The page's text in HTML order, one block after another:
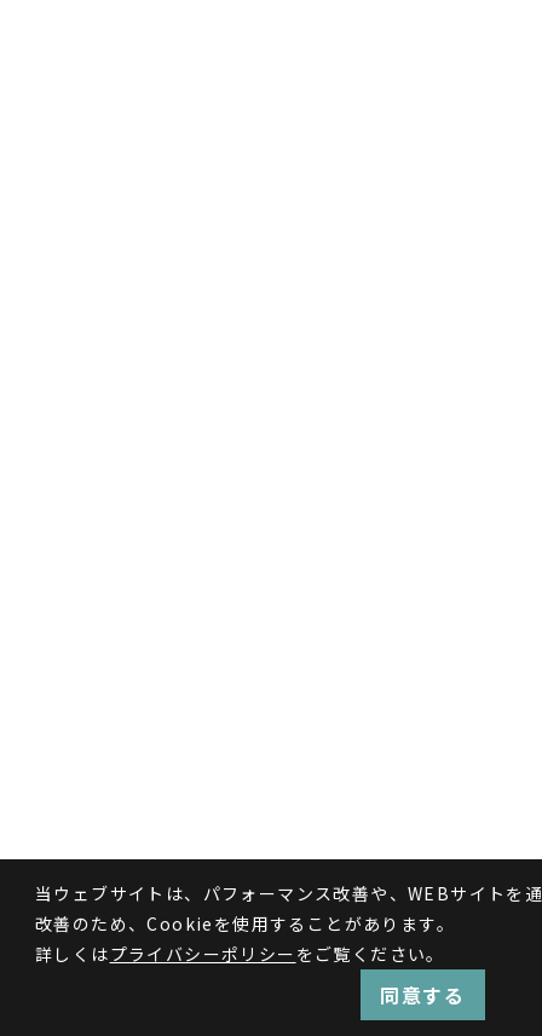
当ウェブサイトは、パフォーマンス改善や、WEBサイトを
改善のため、Cookieを使用することがあります。
詳しくはプライバシーポリシー をご覧ください。
同意する